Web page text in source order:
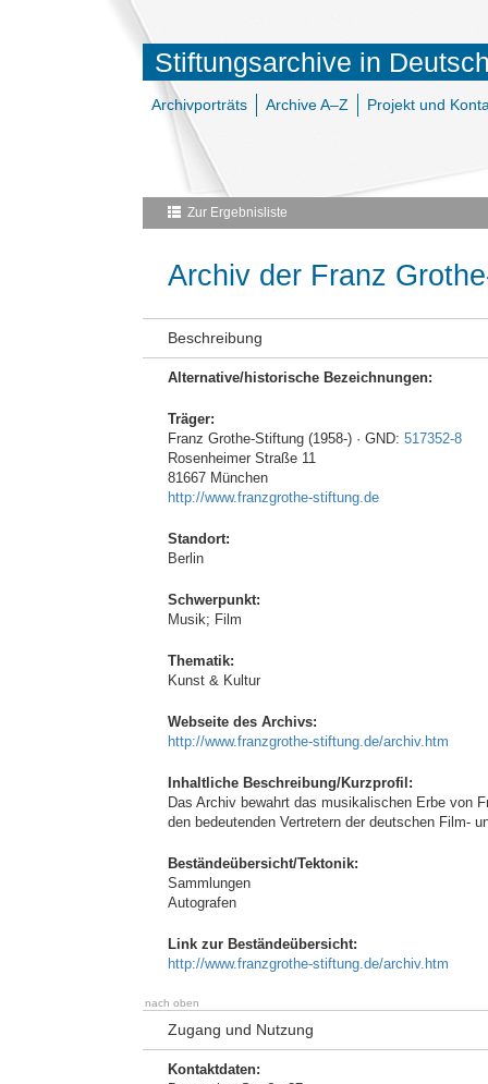
Stiftungsarchive in
Archivporträts Archive A–Z Projekt und
Zur Ergebnisliste
Archiv der Franz
Beschreibung
Alternative/historische Bezeichnungen:
Träger:
Franz Grothe-Stiftung (1958-) · GND: 517352-8
Rosenheimer Straße 11
81667 München
http://www.franzgrothe-stiftung.de
Standort:
Berlin
Schwerpunkt:
Musik; Film
Thematik:
Kunst & Kultur
Webseite des Archivs:
http://www.franzgrothe-stiftung.de/archiv.htm
Inhaltliche Beschreibung/Kurzprofil:
Das Archiv bewahrt das musikalischen Erbe von
den bedeutenden Vertretern der deutschen Film-
Beständeübersicht/Tektonik:
Sammlungen
Autografen
Link zur Beständeübersicht:
http://www.franzgrothe-stiftung.de/archiv.htm
nach oben
Zugang und Nutzung
Kontaktdaten: